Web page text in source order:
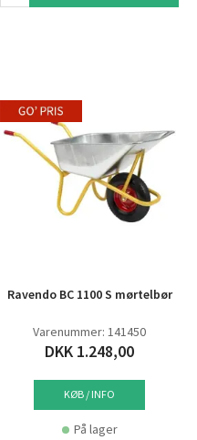
Ravendo BC 1100 S mørtelbør
Varenummer: 141450
DKK 1.248,00
KØB / INFO
På lager